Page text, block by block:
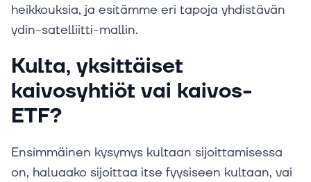
heikkouksia, ja esitämme eri tapoja yhdistävän
ydin-satelliitti-mallin.
Kulta, yksittäiset
kaivosyhtiöt vai kaivos-
ETF?
Ensimmäinen kysymys kultaan sijoittamisessa
on, haluaako sijoittaa itse fyysiseen kultaan, vai